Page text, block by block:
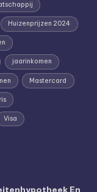
Huizenprijzen 2024
jaarinkomen
Mastercard
Visa